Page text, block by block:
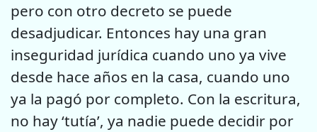
pero con otro decreto se puede
desadjudicar. Entonces hay una gran
inseguridad jurídica cuando uno ya vive
desde hace años en la casa, cuando uno
ya la pagó por completo. Con la escritura,
no hay ‘tutía’, ya nadie puede decidir por